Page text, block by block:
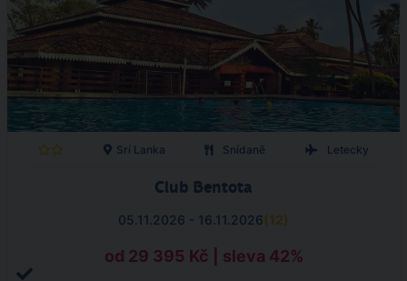
Srí Lanka Snídaně Letecky
Club Bentota
05.11.2026 - 16.11.2026(12)
od 29 395 Kč | sleva 42%